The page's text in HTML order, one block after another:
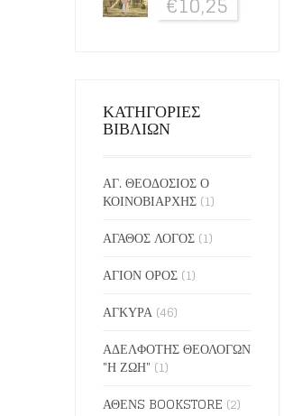
ΚΑΤΗΓΟΡΙΕΣ
ΒΙΒΛΙΩΝ
ΑΓ. ΘΕΟΔΟΣΙΟΣ Ο
ΚΟΙΝΟΒΙΑΡΧΗΣ (1)
ΑΓΑΘΟΣ ΛΟΓΟΣ (1)
ΑΓΙΟΝ ΟΡΟΣ (1)
ΑΓΚΥΡΑ (46)
ΑΔΕΛΦΟΤΗΣ ΘΕΟΛΟΓΩΝ
"Η ΖΩΗ" (1)
ΑΘΕΝS BOOKSTORE (2)